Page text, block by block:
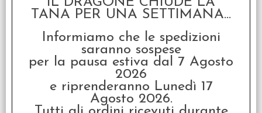
TANA PER UNA SETTIMANA...
Informiamo che le spedizioni
saranno sospese
per la pausa estiva dal 7 Agosto
2026
e riprenderanno Lunedì 17
Agosto 2026.